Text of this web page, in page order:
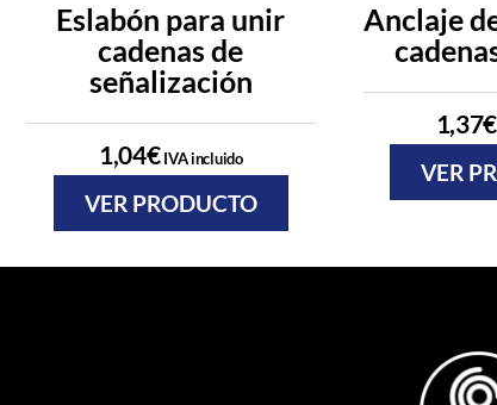
Eslabón para unir
cadenas de
señalización
1,04€IVA incluido
VER PRODUCTO
Anclaje
1,37€
VER